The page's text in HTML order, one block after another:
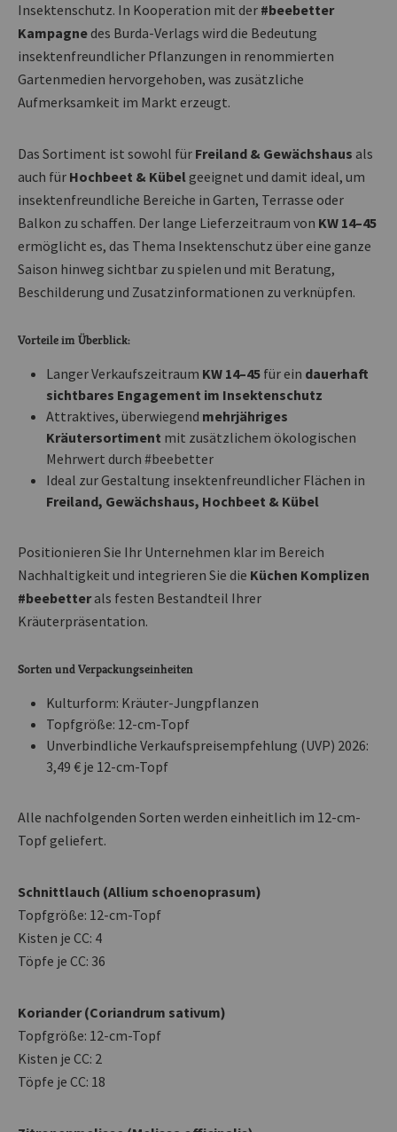
Insektenschutz. In Kooperation mit der #beebetter
Kampagnedes Burda-Verlags wird die Bedeutung
insektenfreundlicher Pflanzungen in renommierten
Gartenmedien hervorgehoben, was zusätzliche
Aufmerksamkeit im Markt erzeugt.
Das Sortiment ist sowohl für Freiland & Gewächshaus als
auch für Hochbeet & Kübelgeeignet und damit ideal, um
insektenfreundliche Bereiche in Garten, Terrasse oder
Balkon zu schaffen. Der lange Lieferzeitraum von KW 14–45
ermöglicht es, das Thema Insektenschutz über eine ganze
Saison hinweg sichtbar zu spielen und mit Beratung,
Beschilderung und Zusatzinformationen zu verknüpfen.
Vorteile im Überblick:
Langer Verkaufszeitraum KW 14–45 für ein dauerhaft
sichtbares Engagement im Insektenschutz
Attraktives, überwiegend mehrjähriges
Kräutersortiment mit zusätzlichem ökologischen
Mehrwert durch #beebetter
Ideal zur Gestaltung insektenfreundlicher Flächen in
Freiland, Gewächshaus, Hochbeet & Kübel
Positionieren Sie Ihr Unternehmen klar im Bereich
Nachhaltigkeit und integrieren Sie die Küchen Komplizen
#beebetterals festen Bestandteil Ihrer
Kräuterpräsentation.
Sorten und Verpackungseinheiten
Kulturform: Kräuter-Jungpflanzen
Topfgröße: 12-cm-Topf
Unverbindliche Verkaufspreisempfehlung (UVP) 2026:
3,49 € je 12-cm-Topf
Alle nachfolgenden Sorten werden einheitlich im 12-cm-
Topf geliefert.
Schnittlauch (Allium schoenoprasum)
Topfgröße: 12-cm-Topf
Kisten je CC: 4
Töpfe je CC: 36
Koriander (Coriandrum sativum)
Topfgröße: 12-cm-Topf
Kisten je CC: 2
Töpfe je CC: 18